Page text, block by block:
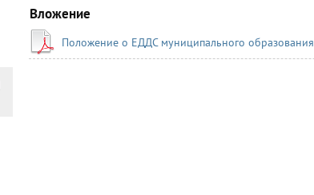
Вложение
Положение о ЕДДС муниципального образования